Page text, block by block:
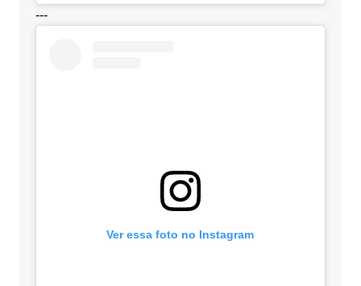
---
Ver essa foto no Instagram